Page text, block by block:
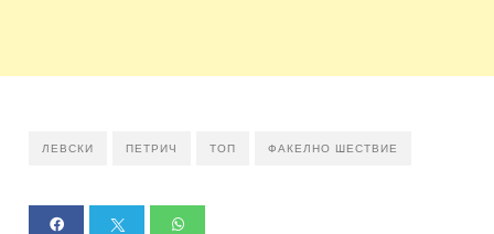
ЛЕВСКИ ПЕТРИЧ ТОП ФАКЕЛНО ШЕСТВИЕ